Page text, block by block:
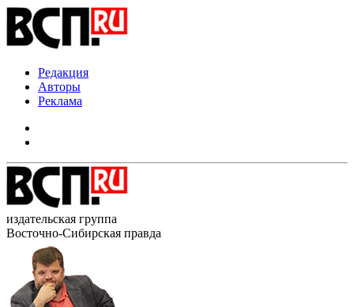
Редакция
Авторы
Реклама
издательская группа
Восточно-Сибирская правда